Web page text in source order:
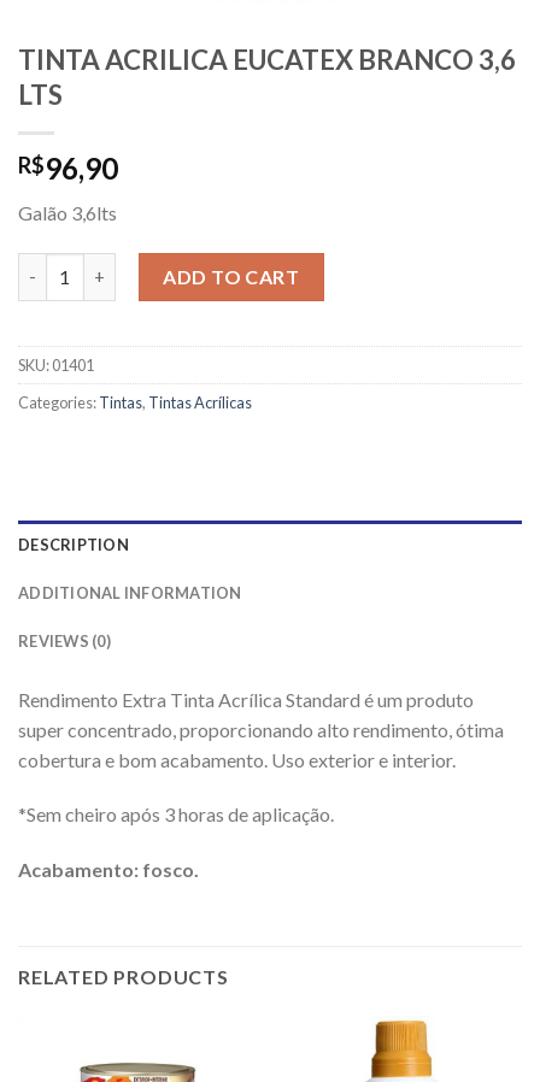
TINTA ACRILICA EUCATEX BRANCO 3,6
LTS
R$96,90
Galão 3,6lts
ADD TO CART
SKU:01401
Categories:Tintas, Tintas Acrílicas
DESCRIPTION
ADDITIONAL INFORMATION
REVIEWS (0)
Rendimento Extra Tinta Acrílica Standard é um produto
super concentrado, proporcionando alto rendimento, ótima
cobertura e bom acabamento. Uso exterior e interior.
*Sem cheiro após 3 horas de aplicação.
Acabamento: fosco.
RELATED PRODUCTS